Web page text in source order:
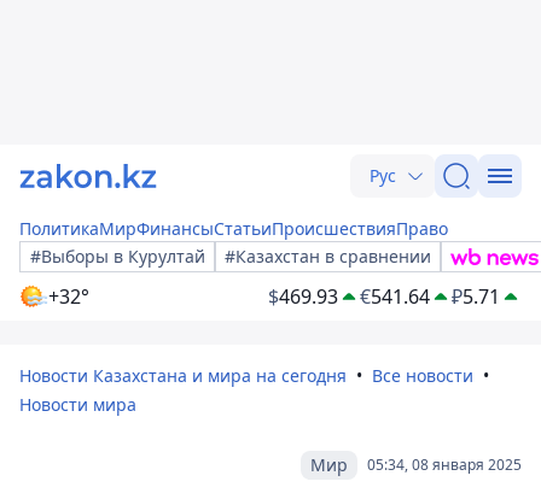
Рус
ПолитикаМирФинансыСтатьиПроисшествияПраво
#Выборы в Курултай
#Казахстан в сравнении
+32° $469.93 €541.64 ₽5.71
Новости Казахстана и мира на сегодня
Все новости
Новости мира
05:34, 08 января 2025
Мир